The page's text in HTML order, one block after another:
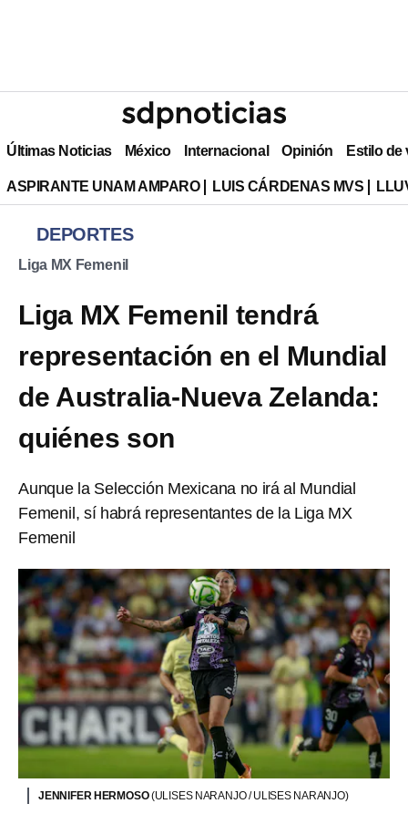
Últimas Noticias México Internacional Opinión Estilo de
ASPIRANTE UNAM AMPARO LUIS CÁRDENAS MVS
DEPORTES
Liga MX Femenil
Liga MX Femenil tendrá
representación en el Mundial
de Australia-Nueva Zelanda:
quiénes son
Aunque la Selección Mexicana no irá al Mundial
Femenil, sí habrá representantes de la Liga MX
Femenil
JENNIFER HERMOSO(ULISES NARANJO / ULISES NARANJO)